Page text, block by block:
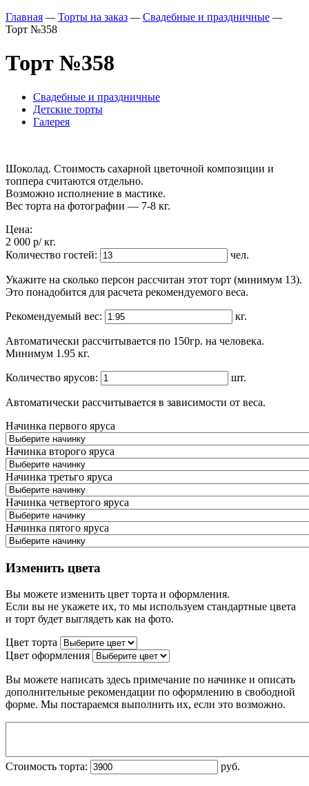
Главная — Торты на заказ — Свадебные и праздничные —
Торт №358
Торт №358
Свадебные и праздничные
Детские торты
Галерея
Шоколад. Стоимость сахарной цветочной композиции и
топпера считаются отдельно.
Возможно исполнение в мастике.
Вес торта на фотографии — 7-8 кг.
Цена:
2 000 p/ кг.
Количество гостей:
чел.
Укажите на сколько персон рассчитан этот торт (минимум 13).
Это понадобится для расчета рекомендуемого веса.
Рекомендуемый вес: кг.
Автоматически рассчитывается по 150гр. на человека.
Минимум 1.95 кг.
Количество ярусов: шт.
Автоматически рассчитывается в зависимости от веса.
Начинка первого яруса
Начинка второго яруса
Начинка третьго яруса
Начинка четвертого яруса
Начинка пятого яруса
Изменить цвета
Вы можете изменить цвет торта и оформления.
Если вы не укажете их, то мы используем стандартные цвета
и торт будет выглядеть как на фото.
Цвет торта
Цвет оформления
Вы можете написать здесь примечание по начинке и описать
дополнительные рекомендации по оформлению в свободной
форме. Мы постараемся выполнить их, если это возможно.
Стоимость торта: руб.